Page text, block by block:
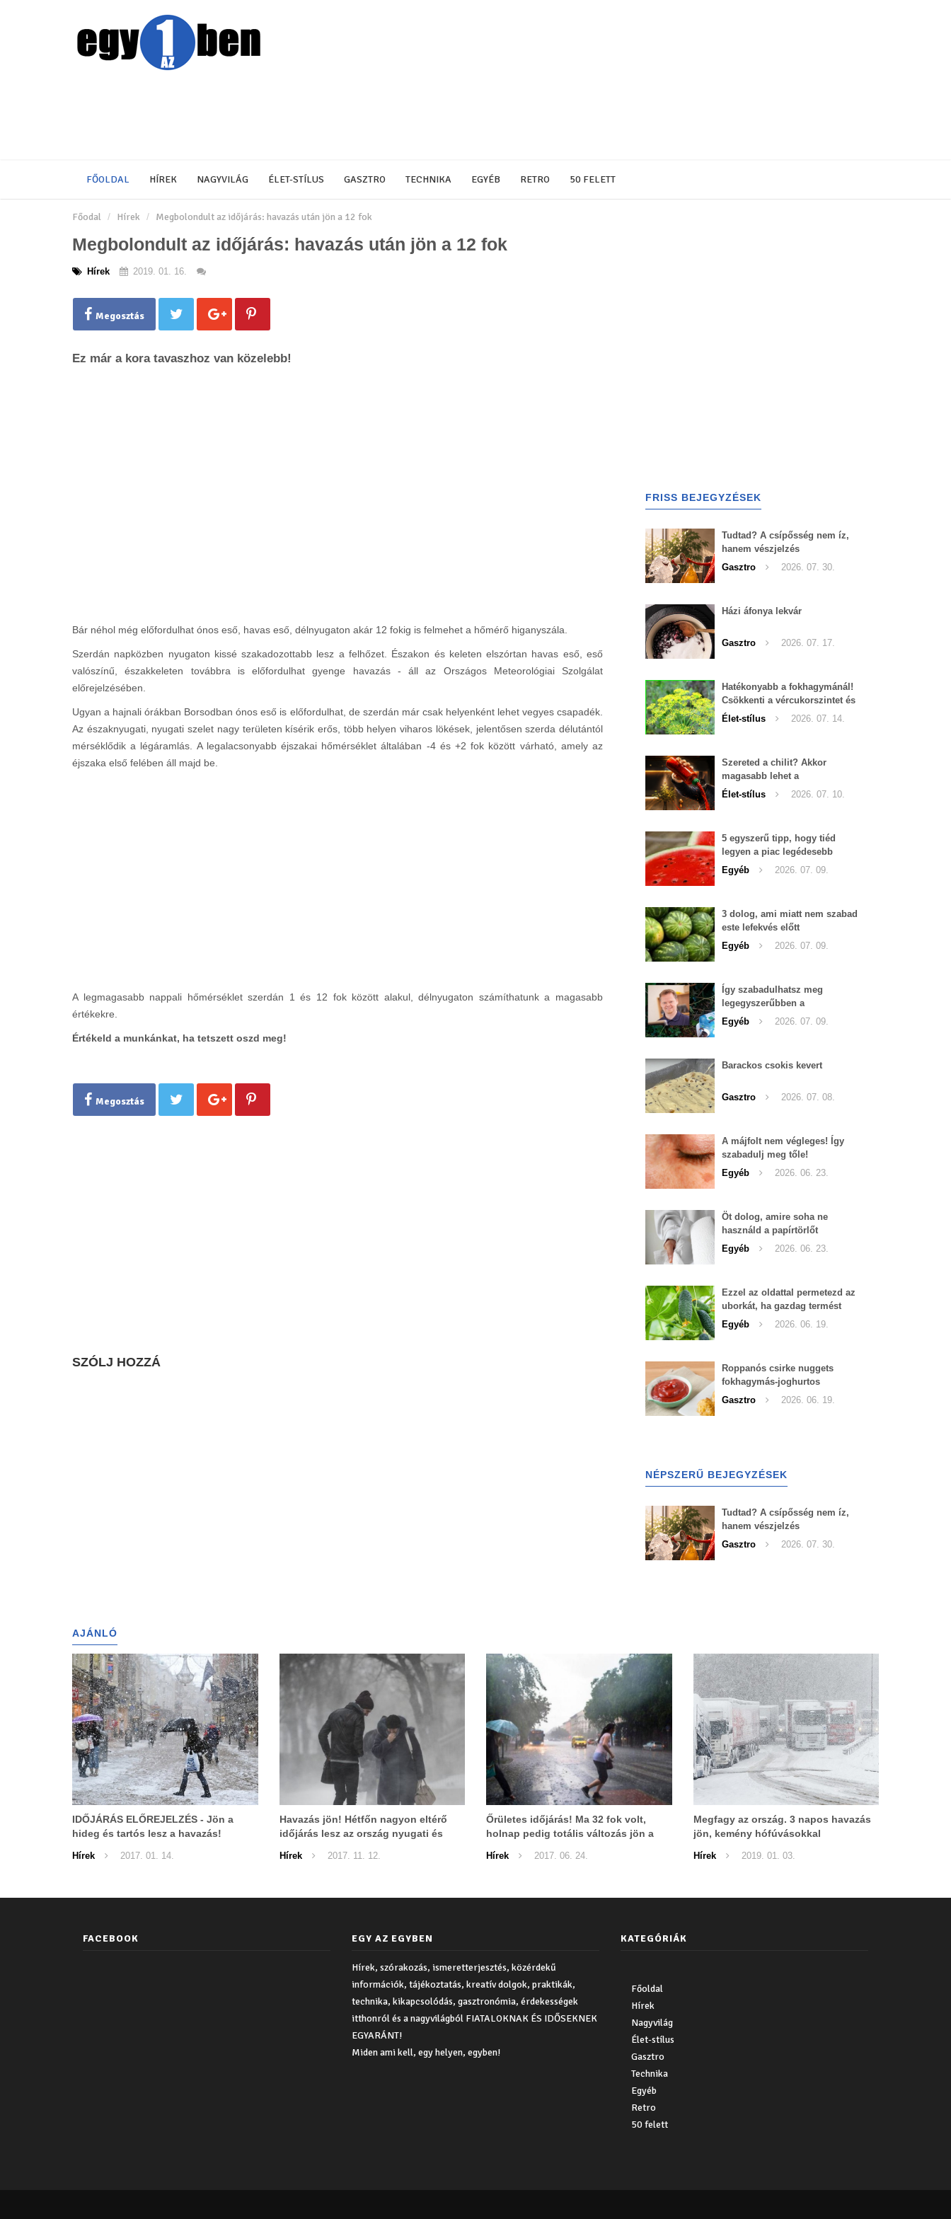
FŐOLDAL HÍREK NAGYVILÁG ÉLET-STÍLUS GASZTRO TECHNIKA EGYÉB RETRO 50 FELETT
Főodal Hírek Megbolondult az időjárás: havazás után jön a 12 fok
Megbolondult az időjárás: havazás után jön a 12 fok
Hírek 2019. 01. 16.
Megosztás
Ez már a kora tavaszhoz van közelebb!
Bár néhol még előfordulhat ónos eső, havas eső, délnyugaton akár 12 fokig is felmehet a hőmérő higanyszála.
Szerdán napközben nyugaton kissé szakadozottabb lesz a felhőzet. Északon és keleten elszórtan havas eső, eső
valószínű, északkeleten továbbra is előfordulhat gyenge havazás - áll az Országos Meteorológiai Szolgálat
előrejelzésében.
Ugyan a hajnali órákban Borsodban ónos eső is előfordulhat, de szerdán már csak helyenként lehet vegyes csapadék.
Az északnyugati, nyugati szelet nagy területen kísérik erős, több helyen viharos lökések, jelentősen szerda délutántól
mérséklődik a légáramlás. A legalacsonyabb éjszakai hőmérséklet általában -4 és +2 fok között várható, amely az
éjszaka első felében áll majd be.
A legmagasabb nappali hőmérséklet szerdán 1 és 12 fok között alakul, délnyugaton számíthatunk a magasabb
értékekre.
Értékeld a munkánkat, ha tetszett oszd meg!
Megosztás
SZÓLJ HOZZÁ
FRISS BEJEGYZÉSEK
Tudtad? A csípősség nem íz,
hanem vészjelzés
Gasztro
2026. 07. 30.
Házi áfonya lekvár
Gasztro 2026. 07. 17.
Hatékonyabb a fokhagymánál!
Csökkenti a vércukorszintet és
a magas vérnyomást is!
Élet-stílus 2026. 07. 14.
Szereted a chilit? Akkor
magasabb lehet a
tesztoszteron-szinted
Élet-stílus 2026. 07. 10.
5 egyszerű tipp, hogy tiéd
legyen a piac legédesebb
görögdinnyéje
Egyéb 2026. 07. 09.
3 dolog, ami miatt nem szabad
este lefekvés előtt
görögdinnyét enni
Egyéb 2026. 07. 09.
Így szabadulhatsz meg
legegyszerűbben a
pucércsigáktól
Egyéb 2026. 07. 09.
Barackos csokis kevert
Gasztro 2026. 07. 08.
A májfolt nem végleges! Így
szabadulj meg tőle!
Egyéb
2026. 06. 23.
Öt dolog, amire soha ne
használd a papírtörlőt
Egyéb
2026. 06. 23.
Ezzel az oldattal permetezd az
uborkát, ha gazdag termést
szeretnél begyűjteni
Egyéb 2026. 06. 19.
Roppanós csirke nuggets
fokhagymás-joghurtos
szósszal
Gasztro 2026. 06. 19.
NÉPSZERŰ BEJEGYZÉSEK
Tudtad? A csípősség nem íz,
hanem vészjelzés
Gasztro
2026. 07. 30.
AJÁNLÓ
IDŐJÁRÁS ELŐREJELZÉS - Jön a
hideg és tartós lesz a havazás!
Hírek 2017. 01. 14.
Havazás jön! Hétfőn nagyon eltérő
időjárás lesz az ország nyugati és
Hírek 2017. 11. 12.
Őrületes időjárás! Ma 32 fok volt,
holnap pedig totális változás jön a
Hírek 2017. 06. 24.
Megfagy az ország. 3 napos havazás
jön, kemény hófúvásokkal
Hírek 2019. 01. 03.
FACEBOOK EGY AZ EGYBEN
Hírek, szórakozás, ismeretterjesztés, közérdekű
információk, tájékoztatás, kreatív dolgok, praktikák,
technika, kikapcsolódás, gasztronómia, érdekességek
itthonról és a nagyvilágból FIATALOKNAK ÉS IDŐSEKNEK
EGYARÁNT!
Miden ami kell, egy helyen, egyben!
KATEGÓRIÁK
Főoldal
Hírek
Nagyvilág
Élet-stílus
Gasztro
Technika
Egyéb
Retro
50 felett